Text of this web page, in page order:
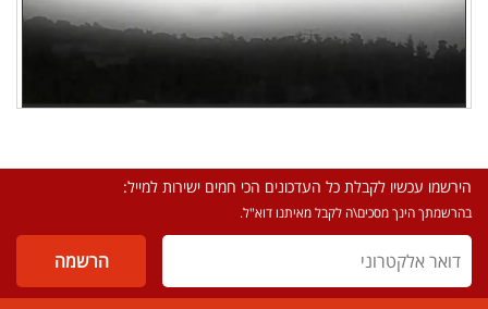
הירשמו עכשיו לקבלת כל העדכונים הכי חמים ישירות למייל:
בהרשמתך הינך מסכים\ה לקבל מאיתנו דוא"ל.